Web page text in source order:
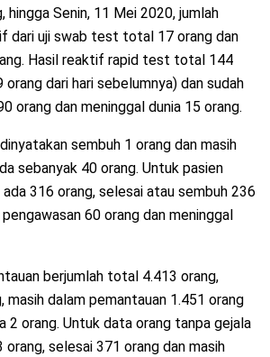
hingga Senin, 11 Mei 2020, jumlah
dari uji swab test total 17 orang dan
Hasil reaktif rapid test total 144
dari hari sebelumnya) dan sudah
orang dan meninggal dunia 15 orang.
sembuh 1 orang dan masih
sebanyak 40 orang‎. Untuk pasien
316 orang, selesai atau sembuh 236
60 orang dan meninggal
berjumlah total 4.413 orang,
masih dalam pemantauan 1.451 orang
2 orang. Untuk data orang tanpa gejala
selesai 371 orang dan masih